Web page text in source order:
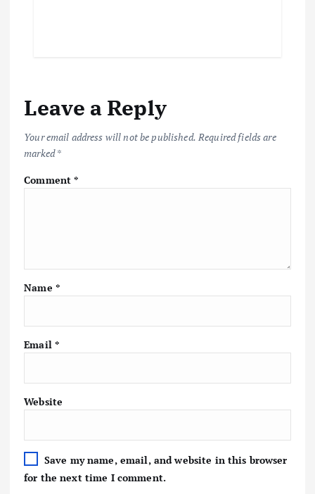
Leave a Reply
Your email address will not be published. Required fields are
marked*
Comment*
Name *
Email *
Website
Save my name, email, and website in this browser
for the next time I comment.